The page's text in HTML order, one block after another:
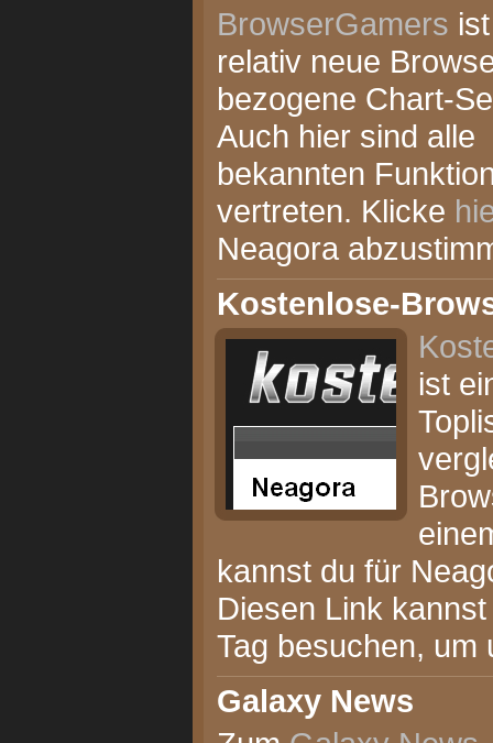
BrowserGamers
relativ neue
bezogene Chart-
Auch hier sind alle
bekannten
vertreten. Klicke
Neagora
Kostenlose-
ist
kannst du für
Diesen Link
Tag besuchen, um
Galaxy News